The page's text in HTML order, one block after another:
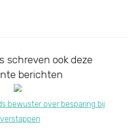
schreven ook deze
berichten
bewuster over besparing bij